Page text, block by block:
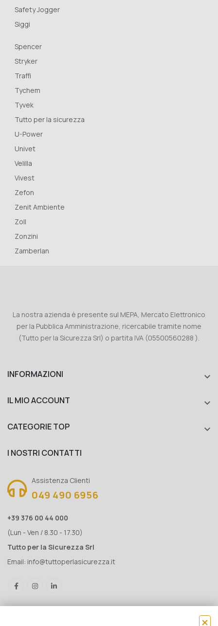
Safety Jogger
Siggi
Spencer
Stryker
Traffi
Tychem
Tyvek
Tutto per la sicurezza
U-Power
Univet
Velilla
Vivest
Zefon
Zenit Ambiente
Zoll
Zonzini
Zamberlan
La nostra azienda è presente sul MEPA, Mercato Elettronico
per la Pubblica Amministrazione, ricercabile tramite nome
(Tutto per la Sicurezza Srl) o partita IVA (05500560288 ).
INFORMAZIONI 
IL MIO ACCOUNT 
CATEGORIE TOP 
I NOSTRI CONTATTI
Assistenza Clienti
049 490 6956
+39 376 00 44 000
(Lun - Ven / 8.30 - 17.30)
Tutto per la Sicurezza Srl
Email: info@tuttoperlasicurezza.it